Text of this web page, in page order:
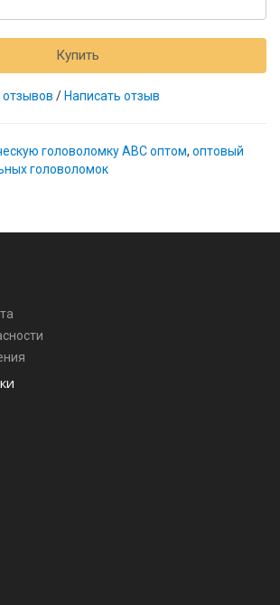
Купить
отзывов / Написать отзыв
головоломку ABC оптом, оптовый
головоломок